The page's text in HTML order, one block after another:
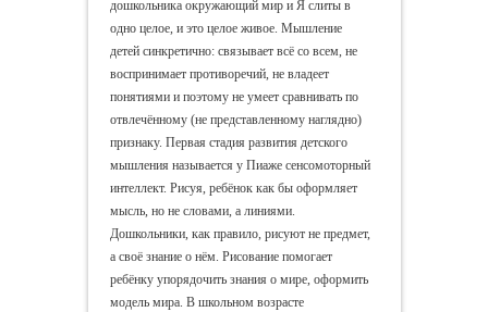
дошкольника окружающий мир и Я слиты в
одно целое, и это целое живое. Мышление
детей синкретично: связывает всё со всем, не
воспринимает противоречий, не владеет
понятиями и поэтому не умеет сравнивать по
отвлечённому (не представленному наглядно)
признаку. Первая стадия развития детского
мышления называется у Пиаже сенсомоторный
интеллект. Рисуя, ребёнок как бы оформляет
мысль, но не словами, а линиями.
Дошкольники, как правило, рисуют не предмет,
а своё знание о нём. Рисование помогает
ребёнку упорядочить знания о мире, оформить
модель мира. В школьном возрасте